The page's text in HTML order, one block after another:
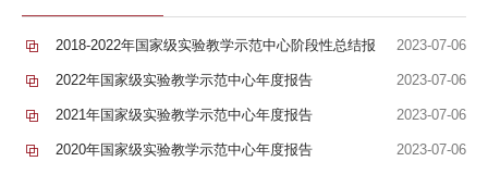
2023-07-06
2018-2022年国家级实验教学示范中心阶段性总结报
告 2023-07-06
2022年国家级实验教学示范中心年度报告
2023-07-06
2021年国家级实验教学示范中心年度报告
2023-07-06
2020年国家级实验教学示范中心年度报告